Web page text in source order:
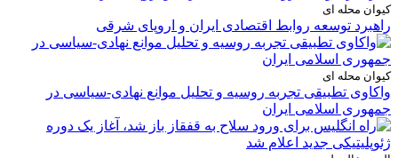
کیوان محله ای
راهبرد توسعه روابط اقتصادی ایران و اروپای شرقی
کیوان محله ای
واکاوی تطبیقی تجربه روسیه و تحلیل موانع نهادی-سیاسی در
جمهوری اسلامی ایران